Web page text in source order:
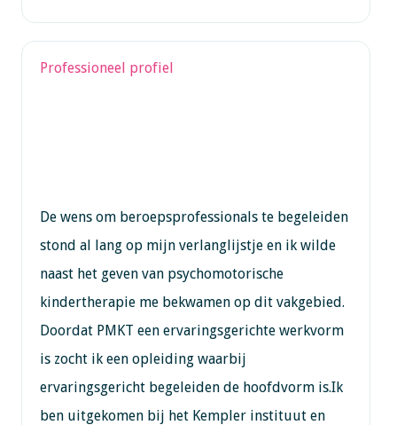
Professioneel profiel
De wens om beroepsprofessionals te begeleiden
stond al lang op mijn verlanglijstje en ik wilde
naast het geven van psychomotorische
kindertherapie me bekwamen op dit vakgebied.
Doordat PMKT een ervaringsgerichte werkvorm
is zocht ik een opleiding waarbij
ervaringsgericht begeleiden de hoofdvorm is.Ik
ben uitgekomen bij het Kempler instituut en